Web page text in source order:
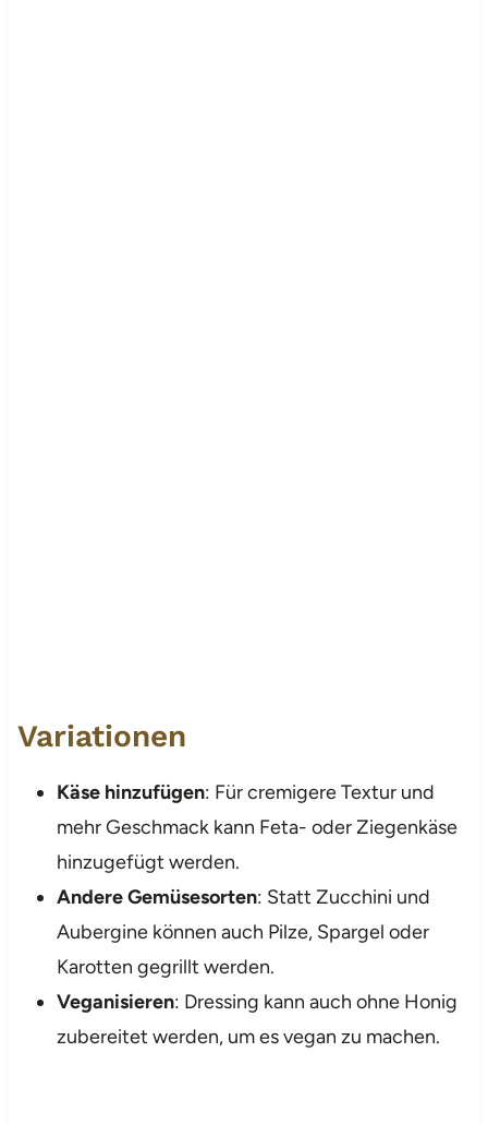
Variationen
Käse hinzufügen: Für cremigere Textur und
mehr Geschmack kann Feta- oder Ziegenkäse
hinzugefügt werden.
Andere Gemüsesorten: Statt Zucchini und
Aubergine können auch Pilze, Spargel oder
Karotten gegrillt werden.
Veganisieren: Dressing kann auch ohne Honig
zubereitet werden, um es vegan zu machen.